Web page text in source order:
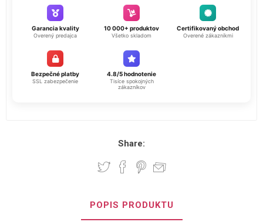
Garancia kvality
Overený predajca
10 000+ produktov
Všetko skladom
Certifikovaný obchod
Overené zákazníkmi
Bezpečné platby
SSL zabezpečenie
4.8/5 hodnotenie
Tisíce spokojných
zákazníkov
Share:
POPIS PRODUKTU